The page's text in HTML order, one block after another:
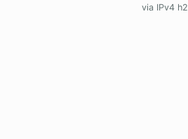
via IPv4 h2